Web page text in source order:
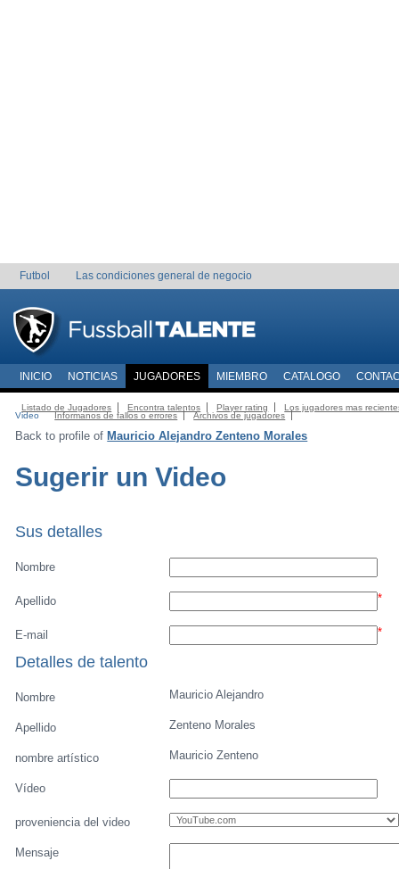
Futbol Las condiciones general de negocio
INICIO NOTICIAS JUGADORES MIEMBRO CATALOGO
Listado de Jugadores Encontra talentos Player rating
Los jugadores mas
Video
Informanos de fallos o errores Archivos de jugadores
Back to profile of Mauricio Alejandro Zenteno Morales
Sugerir un Video
Sus detalles
Nombre
Apellido *
E-mail *
Detalles de talento
Nombre Mauricio Alejandro
Apellido Zenteno Morales
nombre artístico Mauricio Zenteno
Vídeo
proveniencia del video
Mensaje